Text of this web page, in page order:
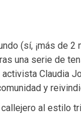
(sí, ¡más de
una serie de
Claudia
y
al estilo